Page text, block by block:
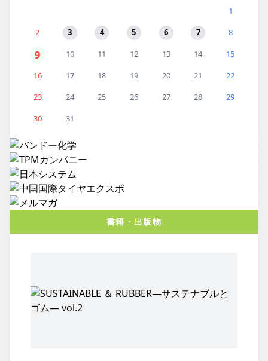
1
2
3 4 5 6 7 8
9 10 11 12 13 14
15
16
17 18 19 20 21
22
23
24 25 26 27 28
29
30
31
書籍・出版物